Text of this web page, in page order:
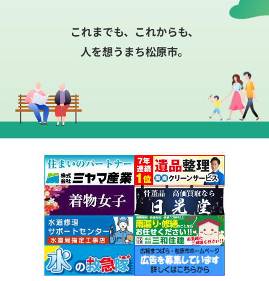
これまでも、これからも、
人を想うまち松原市。